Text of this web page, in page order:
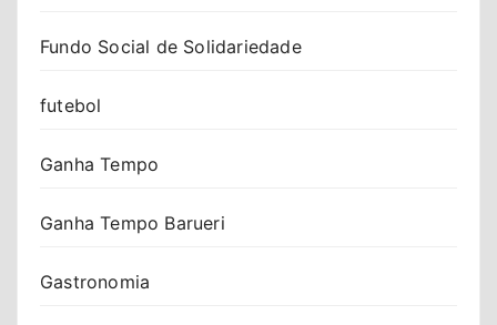
Fundo Social de Solidariedade
futebol
Ganha Tempo
Ganha Tempo Barueri
Gastronomia